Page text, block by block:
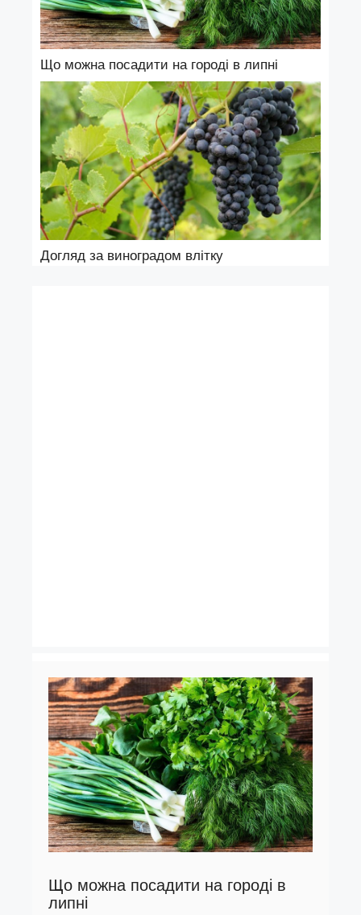
Що можна посадити на городі в липні
Догляд за виноградом влітку
Що можна посадити на городі в
липні